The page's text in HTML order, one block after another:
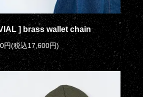
] brass wallet chain
円(税込17,600円)